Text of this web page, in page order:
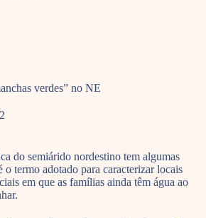
verdes” no NE
do semiárido nordestino tem algumas
o termo adotado para caracterizar locais
em que as famílias ainda têm água ao